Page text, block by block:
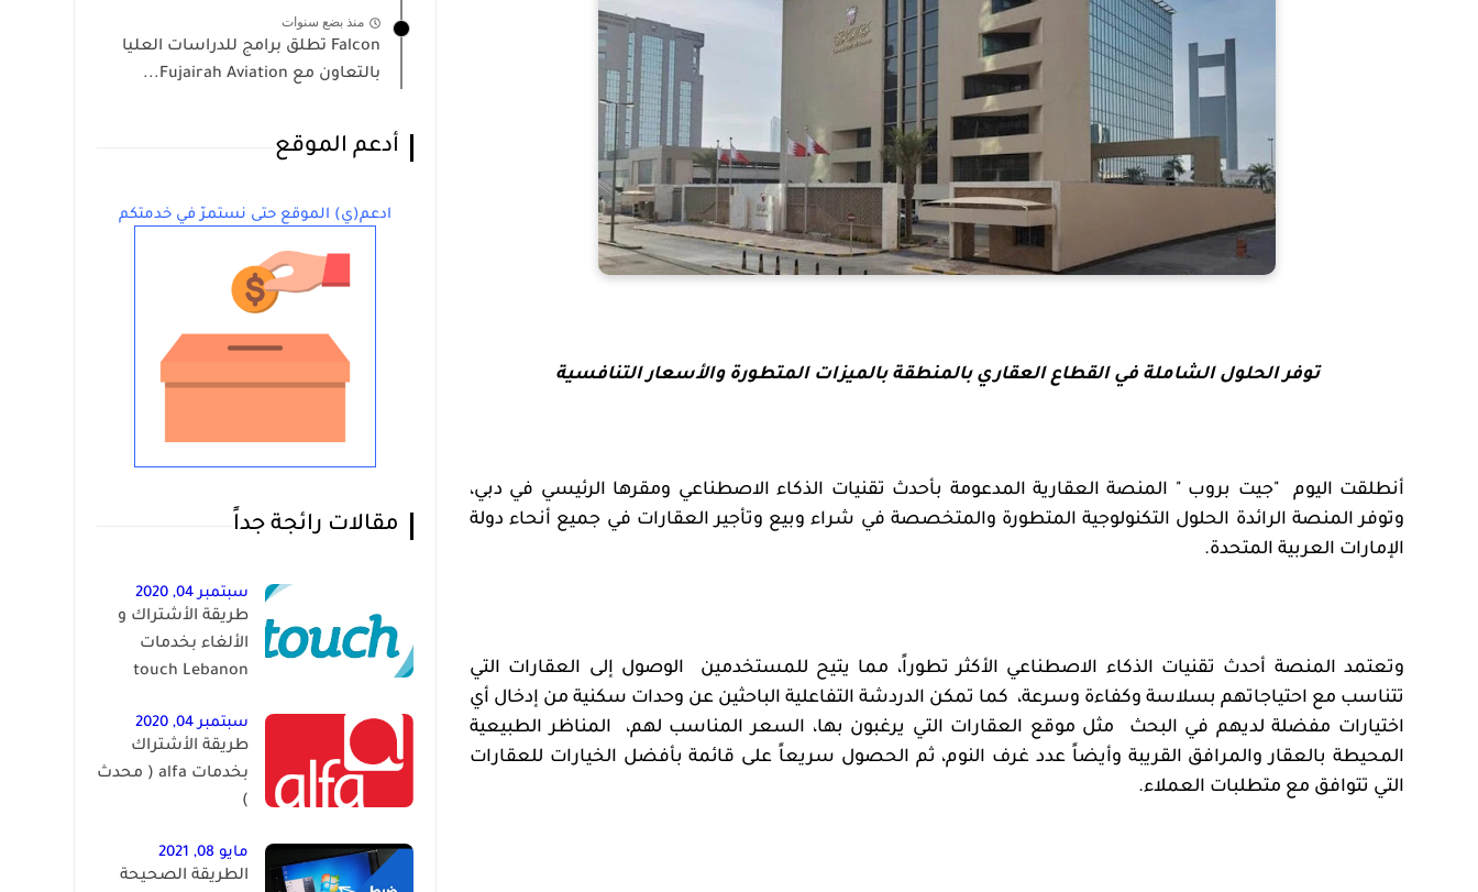
توفر الحلول الشاملة في القطاع العقاري بالمنطقة بالميزات المتطورة والأسعار التنافسية
أنطلقت اليوم "جيت بروب " المنصة العقارية المدعومة بأحدث تقنيات الذكاء الاصطناعي ومقرها الرئيسي في دبي،
وتوفر المنصة الرائدة الحلول التكنولوجية المتطورة والمتخصصة في شراء وبيع وتأجير العقارات في جميع أنحاء دولة
الإمارات العربية المتحدة.
وتعتمد المنصة أحدث تقنيات الذكاء الاصطناعي الأكثر تطوراً، مما يتيح للمستخدمين
الوصول إلى العقارات التي
تتناسب مع احتياجاتهم بسلاسة وكفاءة وسرعة، كما تمكن الدردشة التفاعلية الباحثين عن وحدات سكنية من إدخال أي
اختيارات مفضلة لديهم في البحث
مثل موقع العقارات التي يرغبون بها، السعر المناسب لهم،
المناظر الطبيعية
المحيطة بالعقار والمرافق القريبة وأيضاً عدد غرف النوم، ثم الحصول سريعاً على قائمة بأفضل الخيارات للعقارات
التي تتوافق مع متطلبات العملاء.
منذ بضع سنوات
Falcon تطلق برامج للدراسات العليا
بالتعاون مع Fujairah Aviation...
أدعم الموقع
ادعم(ي) الموقع حتى نستمرّ في خدمتكم
مقالات رائجة جداً
سبتمبر 04, 2020
طريقة الأشتراك و
الألغاء بخدمات
touch Lebanon
سبتمبر 04, 2020
طريقة الأشتراك
بخدمات alfa ( محدث
)
مايو 08, 2021
الطريقة الصحيحة